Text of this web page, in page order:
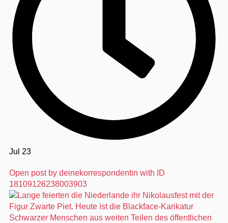
Jul 23
Open post by deinekorrespondentin with ID
18109126238003903